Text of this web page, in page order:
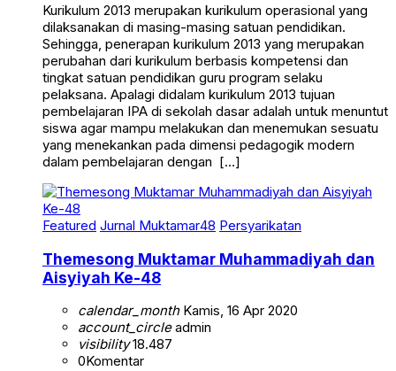
Kurikulum 2013 merupakan kurikulum operasional yang
dilaksanakan di masing-masing satuan pendidikan.
Sehingga, penerapan kurikulum 2013 yang merupakan
perubahan dari kurikulum berbasis kompetensi dan
tingkat satuan pendidikan guru program selaku
pelaksana. Apalagi didalam kurikulum 2013 tujuan
pembelajaran IPA di sekolah dasar adalah untuk menuntut
siswa agar mampu melakukan dan menemukan sesuatu
yang menekankan pada dimensi pedagogik modern
dalam pembelajaran dengan […]
Featured Jurnal Muktamar48 Persyarikatan
Themesong Muktamar Muhammadiyah dan
Aisyiyah Ke-48
calendar_monthKamis, 16 Apr 2020
account_circleadmin
visibility18.487
0Komentar